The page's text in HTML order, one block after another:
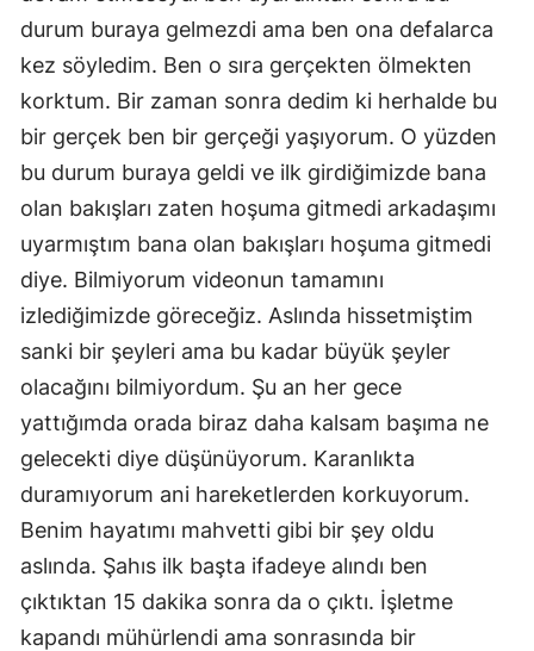
durum buraya gelmezdi ama ben ona defalarca
kez söyledim. Ben o sıra gerçekten ölmekten
korktum. Bir zaman sonra dedim ki herhalde bu
bir gerçek ben bir gerçeği yaşıyorum. O yüzden
bu durum buraya geldi ve ilk girdiğimizde bana
olan bakışları zaten hoşuma gitmedi arkadaşımı
uyarmıştım bana olan bakışları hoşuma gitmedi
diye. Bilmiyorum videonun tamamını
izlediğimizde göreceğiz. Aslında hissetmiştim
sanki bir şeyleri ama bu kadar büyük şeyler
olacağını bilmiyordum. Şu an her gece
yattığımda orada biraz daha kalsam başıma ne
gelecekti diye düşünüyorum. Karanlıkta
duramıyorum ani hareketlerden korkuyorum.
Benim hayatımı mahvetti gibi bir şey oldu
aslında. Şahıs ilk başta ifadeye alındı ben
çıktıktan 15 dakika sonra da o çıktı. İşletme
kapandı mühürlendi ama sonrasında bir